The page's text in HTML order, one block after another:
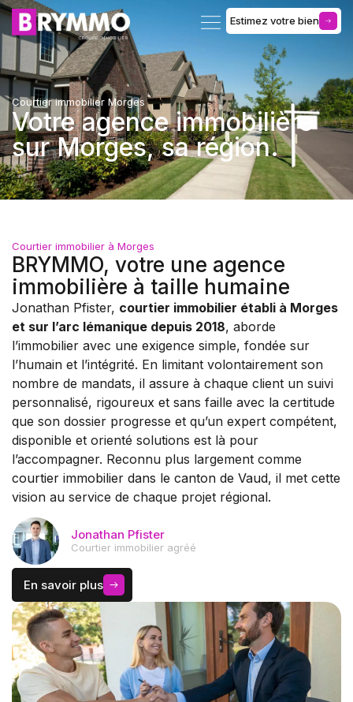
Estimez votre bien
Courtier immobilier Morges
Votre agence immobilière
sur Morges, sa région.
Courtier immobilier à Morges
BRYMMO, votre une agence
immobilière à taille humaine
Jonathan Pfister, courtier immobilier établi à Morges
et sur l’arc lémanique depuis 2018, aborde
l’immobilier avec une exigence simple, fondée sur
l’humain et l’intégrité. En limitant volontairement son
nombre de mandats, il assure à chaque client un suivi
personnalisé, rigoureux et sans faille avec la certitude
que son dossier progresse et qu’un expert compétent,
disponible et orienté solutions est là pour
l’accompagner. Reconnu plus largement comme
courtier immobilier dans le canton de Vaud, il met cette
vision au service de chaque projet régional.
Jonathan Pfister
Courtier immobilier agréé
En savoir plus